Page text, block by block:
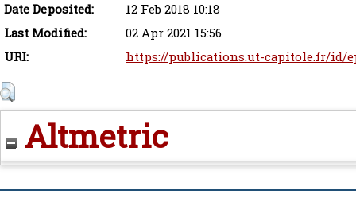
Date Deposited:
12 Feb 2018 10:18
Last Modified:
02 Apr 2021 15:56
URI:
https://publications.ut-capitole.fr/id/
Altmetric